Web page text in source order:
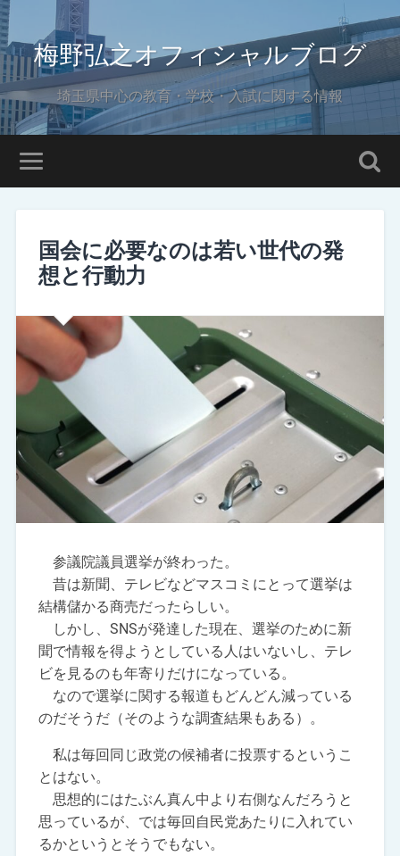
梅野弘之オフィシャルブログ
埼玉県中心の教育・学校・入試に関する情報
国会に必要なのは若い世代の発
想と行動力
参議院議員選挙が終わった。
昔は新聞、テレビなどマスコミにとって選挙は
結構儲かる商売だったらしい。
しかし、SNSが発達した現在、選挙のために新
聞で情報を得ようとしている人はいないし、テレ
ビを見るのも年寄りだけになっている。
なので選挙に関する報道もどんどん減っている
のだそうだ（そのような調査結果もある）。
私は毎回同じ政党の候補者に投票するというこ
とはない。
思想的にはたぶん真ん中より右側なんだろうと
思っているが、では毎回自民党あたりに入れてい
るかというとそうでもない。